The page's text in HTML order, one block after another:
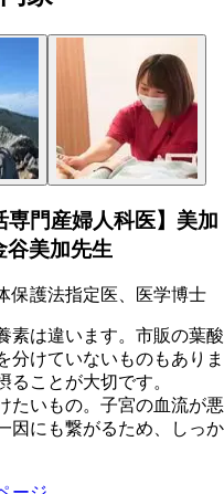
専門産婦人科医】美加
谷美加先生
保護法指定医、医学博士
素は違います。市販の葉酸
分けていないものもありま
ことが大切です。
たいもの。子宮の血流が悪
因にも繋がるため、しっか